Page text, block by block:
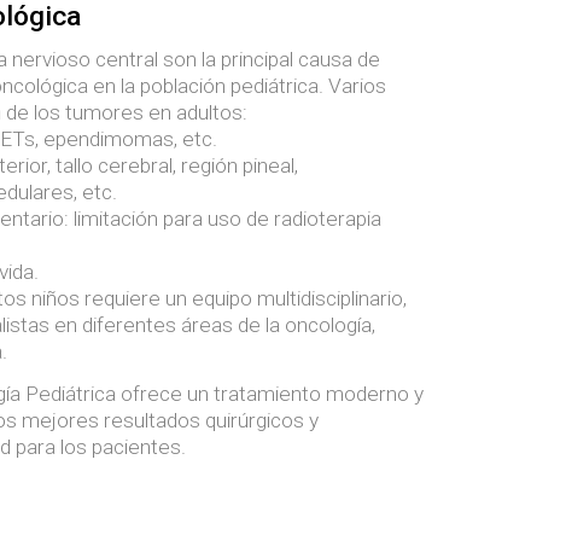
central son la principal causa de
en la población pediátrica. Varios
los tumores en adultos:
ependimomas, etc.
tallo cerebral, región pineal,
etc.
limitación para uso de radioterapia
niños requiere un equipo multidisciplinario,
en diferentes áreas de la oncología,
Pediátrica ofrece un tratamiento moderno y
mejores resultados quirúrgicos y
para los pacientes.